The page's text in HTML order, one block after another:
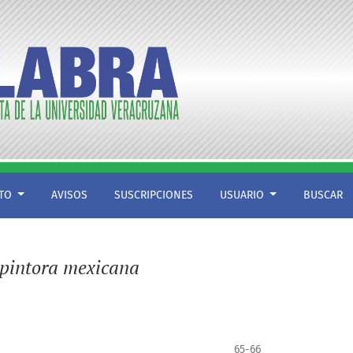
AVISOS SUSCRIPCIONES USUARIO BUSCAR
mexicana
65-66